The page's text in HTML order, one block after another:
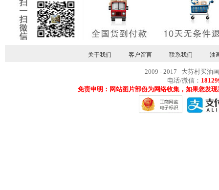
关于我们 客户留言 联系我们 油
2009 - 2017 大芬村买油
电话/微信：
免责申明：网站图片部份为网络收集，如果您发